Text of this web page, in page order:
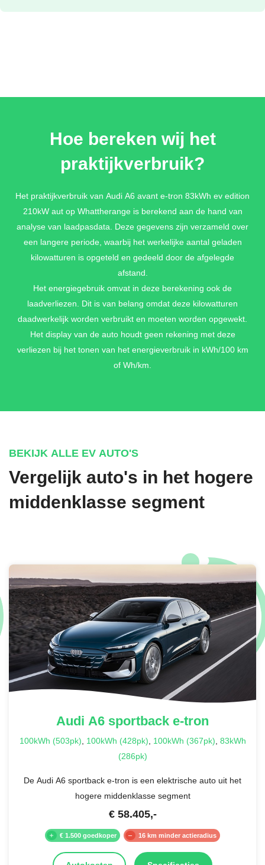
Hoe bereken wij het
praktijkverbruik?
Het praktijkverbruik van Audi A6 avant e-tron 83kWh ev edition
210kW aut op Whattherange is berekend aan de hand van
analyse van laadpasdata. Deze gegevens zijn verzameld over
een langere periode, waarbij het werkelijke aantal geladen
kilowatturen is opgeteld en gedeeld door de afgelegde
afstand.
Het energiegebruik omvat in deze berekening ook de
laadverliezen. Dit is van belang omdat deze kilowatturen
daadwerkelijk worden verbruikt en moeten worden opgewekt.
Het display van de auto houdt geen rekening met deze
verliezen bij het tonen van het energieverbruik in kWh/100 km
of Wh/km.
BEKIJK ALLE EV AUTO'S
Vergelijk auto's in het hogere
middenklasse segment
Audi A6 sportback e-tron
100kWh (503pk), 100kWh (428pk), 100kWh (367pk), 83kWh
(286pk)
De Audi A6 sportback e-tron is een elektrische auto uit het
hogere middenklasse segment
€ 58.405,-
€ 1.500 goedkoper 16 km minder actieradius